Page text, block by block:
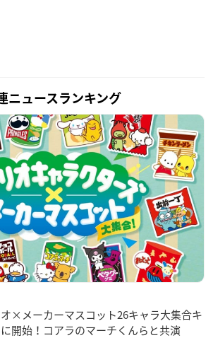
ニュースランキング
オ×メーカーマスコット26キャラ大集合キ
開始！コアラのマーチくんらと共演